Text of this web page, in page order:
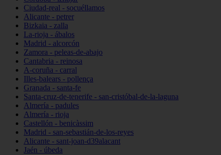
Ciudad-real - socuéllamos
Alicante - petrer
Bizkaia - zalla
La-rioja - ábalos
Madrid - alcorcón
Zamora - peleas-de-abajo
Cantabria - reinosa
A-coruña - carral
Illes-balears - pollença
Granada - santa-fe
Santa-cruz-de-tenerife - san-cristóbal-de-la-laguna
Almería - padules
Almería - rioja
Castellón - benicàssim
Madrid - san-sebastián-de-los-reyes
Alicante - sant-joan-d39alacant
Jaén - úbeda